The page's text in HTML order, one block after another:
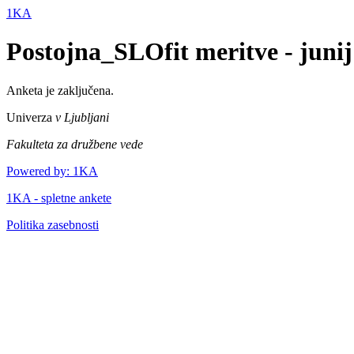
1KA
Postojna_SLOfit meritve - junij
Anketa je zaključena.
Univerza v Ljubljani
Fakulteta za družbene vede
Powered by: 1KA
1KA - spletne ankete
Politika zasebnosti